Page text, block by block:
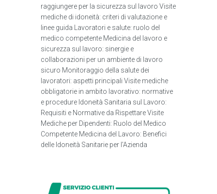
raggiungere per la sicurezza sul lavoro Visite
mediche di idoneità: criteri di valutazione e
linee guida Lavoratori e salute: ruolo del
medico competente Medicina del lavoro e
sicurezza sul lavoro: sinergie e
collaborazioni per un ambiente di lavoro
sicuro Monitoraggio della salute dei
lavoratori: aspetti principali Visite mediche
obbligatorie in ambito lavorativo: normative
e procedure Idoneità Sanitaria sul Lavoro:
Requisiti e Normative da Rispettare Visite
Mediche per Dipendenti: Ruolo del Medico
Competente Medicina del Lavoro: Benefici
delle Idoneità Sanitarie per l'Azienda